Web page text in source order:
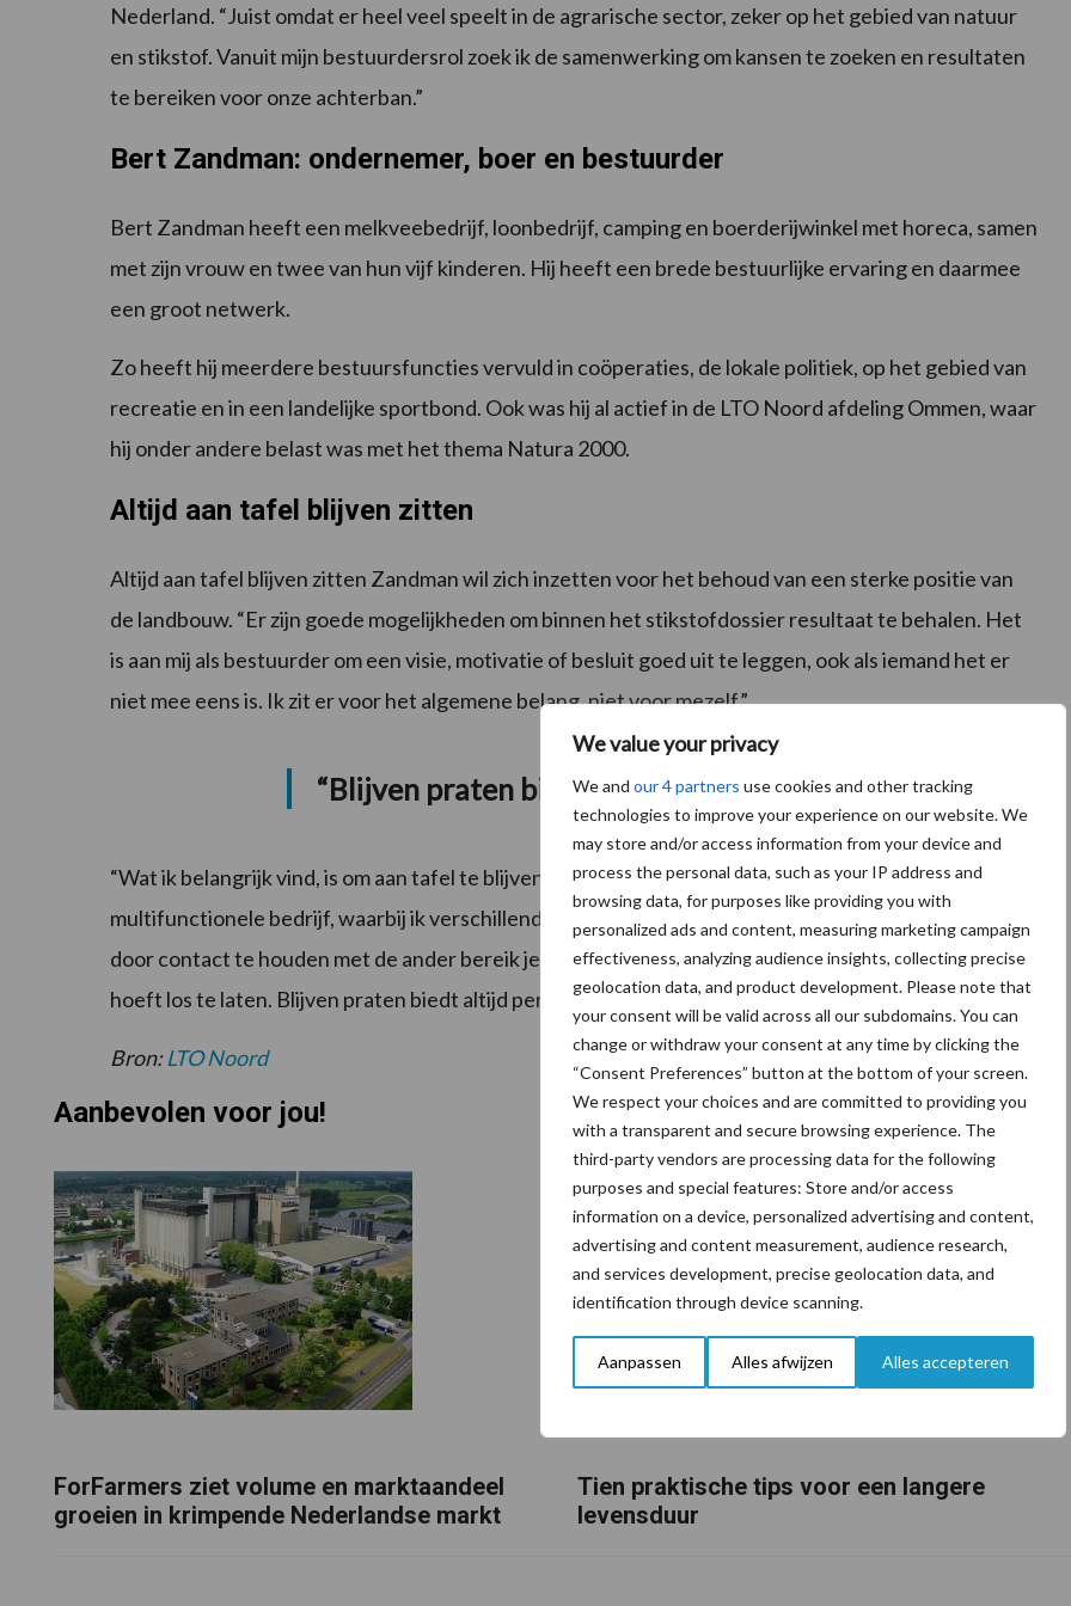
We value your privacy
We and our 4 partners use cookies and other tracking
technologies to improve your experience on our website. We
may store and/or access information from your device and
process the personal data, such as your IP address and
browsing data, for purposes like providing you with
personalized ads and content, measuring marketing campaign
effectiveness, analyzing audience insights, collecting precise
geolocation data, and product development. Please note that
your consent will be valid across all our subdomains. You can
change or withdraw your consent at any time by clicking the
“Consent Preferences” button at the bottom of your screen.
We respect your choices and are committed to providing you
with a transparent and secure browsing experience. The
third-party vendors are processing data for the following
purposes and special features: Store and/or access
information on a device, personalized advertising and content,
advertising and content measurement, audience research,
and services development, precise geolocation data, and
identification through device scanning.
Aanpassen Alles afwijzen Alles accepteren
Nederland. “Juist omdat er heel veel speelt in de agrarische sector, zeker op het gebied van natuur
en stikstof. Vanuit mijn bestuurdersrol zoek ik de samenwerking om kansen te zoeken en resultaten
te bereiken voor onze achterban.”
Bert Zandman: ondernemer, boer en bestuurder
Bert Zandman heeft een melkveebedrijf, loonbedrijf, camping en boerderijwinkel met horeca, samen
met zijn vrouw en twee van hun vijf kinderen. Hij heeft een brede bestuurlijke ervaring en daarmee
een groot netwerk.
Zo heeft hij meerdere bestuursfuncties vervuld in coöperaties, de lokale politiek, op het gebied van
recreatie en in een landelijke sportbond. Ook was hij al actief in de LTO Noord afdeling Ommen, waar
hij onder andere belast was met het thema Natura 2000.
Altijd aan tafel blijven zitten
Altijd aan tafel blijven zitten Zandman wil zich inzetten voor het behoud van een sterke positie van
de landbouw. “Er zijn goede mogelijkheden om binnen het stikstofdossier resultaat te behalen. Het
is aan mij als bestuurder om een visie, motivatie of besluit goed uit te leggen, ook als iemand het er
niet mee eens is. Ik zit er voor het algemene belang, niet voor mezelf.”
“Blijven praten biedt altijd perspectief.”
“Wat ik belangrijk vind, is om aan tafel te blijven zitten. Dat is ook mijn ervaring vanuit mijn
multifunctionele bedrijf, waarbij ik verschillende gasten met uiteenlopende meningen ontvang. Juist
door contact te houden met de ander bereik je meer, zonder dat je daarbij overigens je standpunt
hoeft los te laten. Blijven praten biedt altijd perspectief.”
Bron:LTO Noord
Aanbevolen voor jou!
ForFarmers ziet volume en marktaandeel
groeien in krimpende Nederlandse markt
Tien praktische tips voor een langere
levensduur